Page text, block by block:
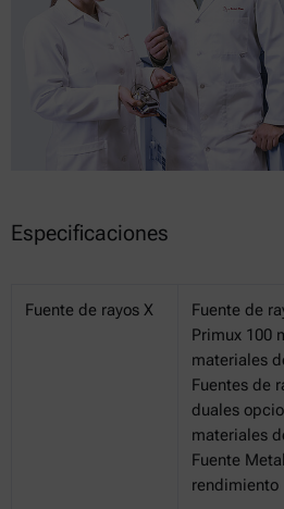
Especificaciones
Fuente de rayos X
Fuente de
Primux 100
materiales
Fuentes de
duales
materiales
Fuente
rendimiento